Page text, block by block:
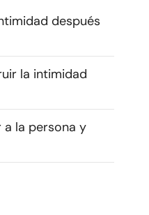
después
la intimidad
la persona y